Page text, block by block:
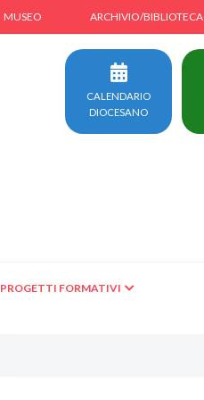
MUSEO ARCHIVIO/BIBLIOTECA
CALENDARIO
DIOCESANO
PROGETTI FORMATIVI